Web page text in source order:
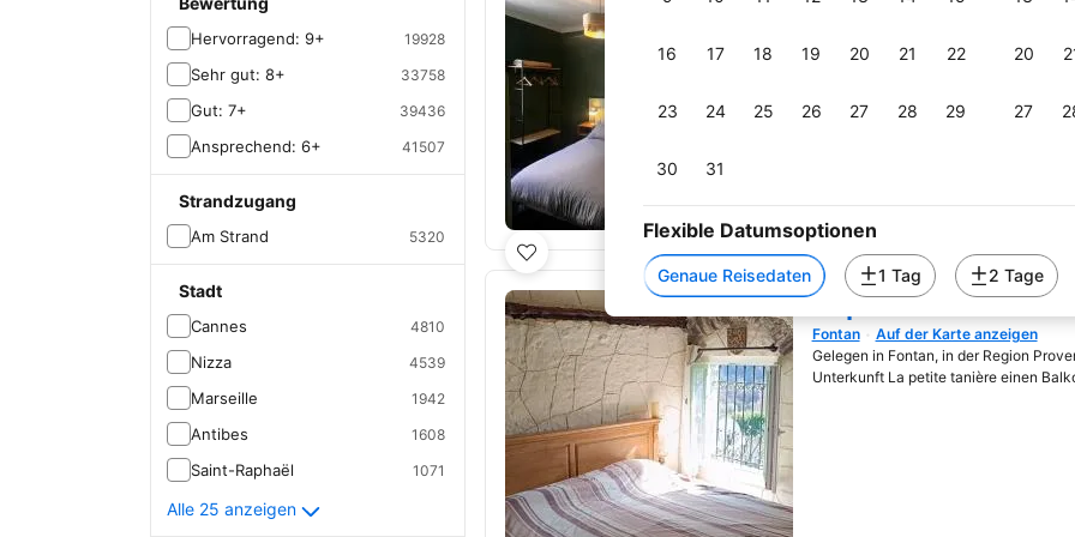
16 17 18 19 20 21 22
23 24 25 26 27 28 29
30 31
20
27
Flexible Datumsoptionen
Genaue Reisedaten 1 Tag 2 Tage
Hervorragend: 9+ 19928
Sehr gut: 8+ 33758
Gut: 7+ 39436
Ansprechend: 6+ 41507
Strandzugang
Am Strand 5320
Stadt
Cannes 4810
Nizza 4539
Marseille 1942
Antibes 1608
Saint-Raphaël 1071
Alle 25 anzeigen
Die Unterkunft Hôtel Fleur des Alpes
haustierfreundlich und verfügt
La petite tanière
Wird in neuem Fenster
Fontan
Auf der Karte anzeigen
Gelegen in Fontan, in der Region
Unterkunft La petite tanière einen